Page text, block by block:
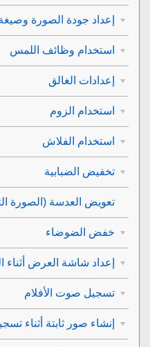
إعداد جودة الصورة
استخدام وظائف اللمس
إعدادات الغالق
استخدام الزوم
استخدام الفلاش
تخفيض الضبابية
تعويض العدسة (الصورة
خفض الضوضاء
إعداد شاشة العرض أثناء
تسجيل صوت الأفلام
إنشاء صور ثابتة أثناء